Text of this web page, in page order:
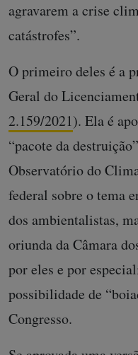
agravarem a crise
catástrofes”.
O primeiro deles é a
Geral do
2.159/2021). Ela é
“pacote da
Observatório do
federal sobre o tema
dos ambientalistas,
oriunda da Câmara
por eles e por
possibilidade de
Congresso.